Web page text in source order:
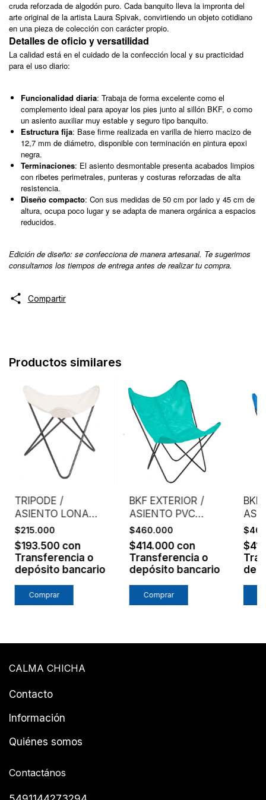
cruda reforzada de algodón puro. Cada banquito lleva la impronta del
arte original de la artista Laura Spivak, convirtiendo un objeto cotidiano
en una pieza de colección con carácter propio.
Detalles de oficio y versatilidad
La calidad está en el cuidado de la confección local y su practicidad
para el uso diario:
Funcionalidad diaria: Trabaja de forma excelente como el
complemento ideal para apoyar los pies junto al sillón BKF, o como
un asiento auxiliar muy estable y seguro tipo banquito.
Estructura fija: Base firme realizada en varilla de hierro macizo de
12,7 mm de diámetro, disponible con terminación en pintura epoxi
negra.
Terminaciones: El asiento desmontable presenta acabados limpios
con ribetes perimetrales, punteras y costuras reforzadas de alta
resistencia.
Diseño compacto: Con sus medidas de 50 cm por lado y 45 cm de
altura, ocupa poco lugar y se adapta de manera orgánica a espacios
reducidos.
Edición de diseño: se confecciona de manera artesanal. Te sugerimos
consultarnos los tiempos de entrega antes de realizar tu compra.
Compartir
Productos similares
TRIPODE /
ASIENTO LONA
CRUDA EXTRA
FUERTE
$215.000
$193.500 con
Transferencia o
depósito bancario
Comprar
BKF EXTERIOR /
ASIENTO PVC
MICROPERFORADO
/ VERDE
$460.000
$414.000 con
Transferencia o
depósito bancario
Comprar
BKF
/
CALMA CHICHA
Contacto
Información
Quiénes somos
Contactános